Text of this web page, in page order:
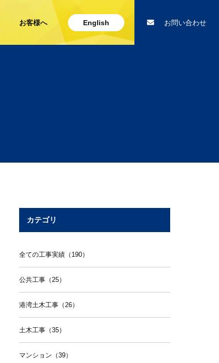
お客様へ English お問い合わせ
カテゴリ
全ての工事実績（190）
公共工事（25）
港湾土木工事（26）
土木工事（35）
マンション（39）